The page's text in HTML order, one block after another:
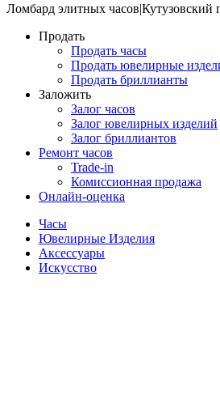
Ломбард элитных часов|Кутузовский
Продать
Продать часы
Продать ювелирные
Продать бриллианты
Заложить
Залог часов
Залог ювелирных изделий
Залог бриллиантов
Ремонт часов
Trade-in
Комиссионная продажа
Онлайн-оценка
Часы
Ювелирные Изделия
Аксессуары
Искусство